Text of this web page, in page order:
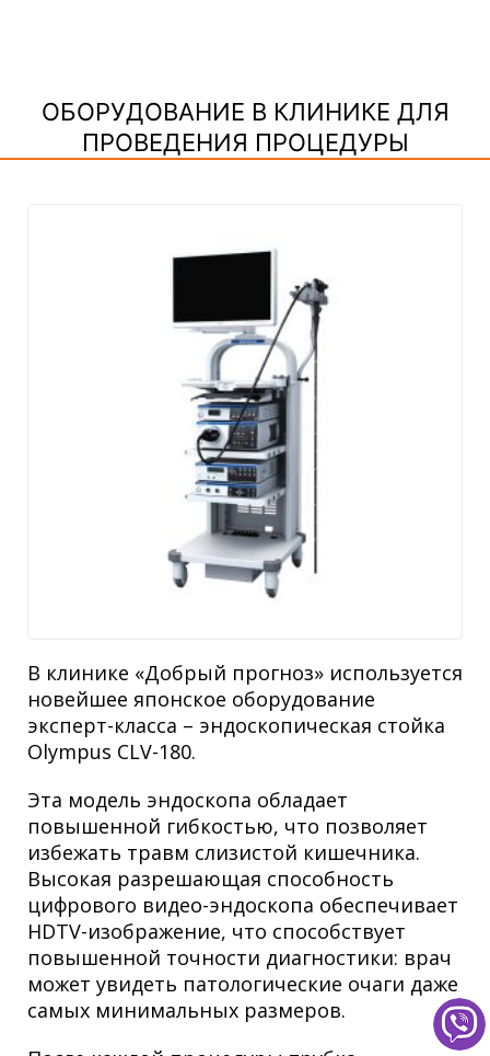
ОБОРУДОВАНИЕ В КЛИНИКЕ ДЛЯ
ПРОВЕДЕНИЯ ПРОЦЕДУРЫ
В клинике «Добрый прогноз» используется
новейшее японское оборудование
эксперт-класса – эндоскопическая стойка
Olympus CLV-180.
Эта модель эндоскопа обладает
повышенной гибкостью, что позволяет
избежать травм слизистой кишечника.
Высокая разрешающая способность
цифрового видео-эндоскопа обеспечивает
HDTV-изображение, что способствует
повышенной точности диагностики: врач
может увидеть патологические очаги даже
самых минимальных размеров.